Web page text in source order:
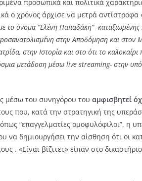
προσωπικά και πολιτικά
ο χρόνος άρχισε να μετρά αντίστροφα
το όνομα “Ελένη Παπαδάκη” -
στην Αποδόμηση και στον
στην Ιστορία και στο ότι το
μετάδοση μέσω live streaming- στην
μέσω του συνηγόρου του αμφισβητεί
που, κατά την στρατηγική της
“επαγγελματίες ομοφυλόφιλοι”, η
να δημιουργήσει την αίσθηση ότι οι
. «Είναι βίζιτες» είπαν στο